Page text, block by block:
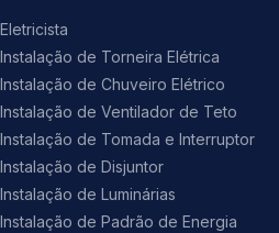
Eletricista
Instalação de Torneira Elétrica
Instalação de Chuveiro Elétrico
Instalação de Ventilador de Teto
Instalação de Tomada e Interruptor
Instalação de Disjuntor
Instalação de Luminárias
Instalação de Padrão de Energia